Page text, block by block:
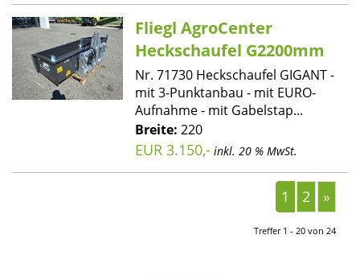
Fliegl AgroCenter
Heckschaufel G2200mm
Nr. 71730 Heckschaufel GIGANT -
mit 3-Punktanbau - mit EURO-
Aufnahme - mit Gabelstap...
Breite: 220
EUR 3.150,- inkl. 20 % MwSt.
1 2 »
Treffer 1 - 20 von 24